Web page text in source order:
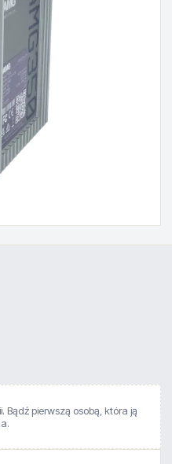
Bądź pierwszą osobą, która ją